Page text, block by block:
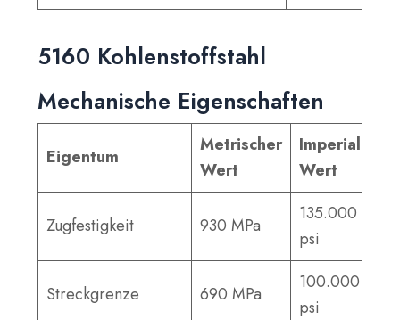
5160 Kohlenstoffstahl
Mechanische Eigenschaften
Eigentum
Metrischer
Wert
Imperialer
Wert
Zugfestigkeit 930 MPa
135.000
psi
Streckgrenze 690 MPa
100.000
psi